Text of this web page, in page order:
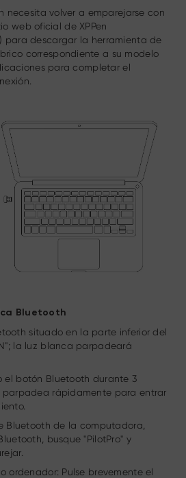
necesita volver a emparejarse con
web oficial de XPPen
para descargar la herramienta de
correspondiente a su modelo
para completar el
Bluetooth
situado en la parte inferior del
la luz blanca parpadeará
el botón Bluetooth durante 3
parpadea rápidamente para entrar
Bluetooth de la computadora,
busque "PilotPro" y
ordenador: Pulse brevemente el